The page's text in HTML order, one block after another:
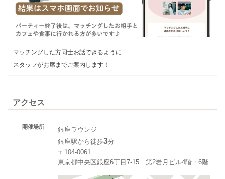
マッチングした方同士お話できるように
スタッフがお席までご案内します！
アクセス
開催場所
銀座ラウンジ
銀座駅から徒歩3分
〒104-0061
東京都中央区銀座6丁目7-15 第2岩月ビル4階・6階